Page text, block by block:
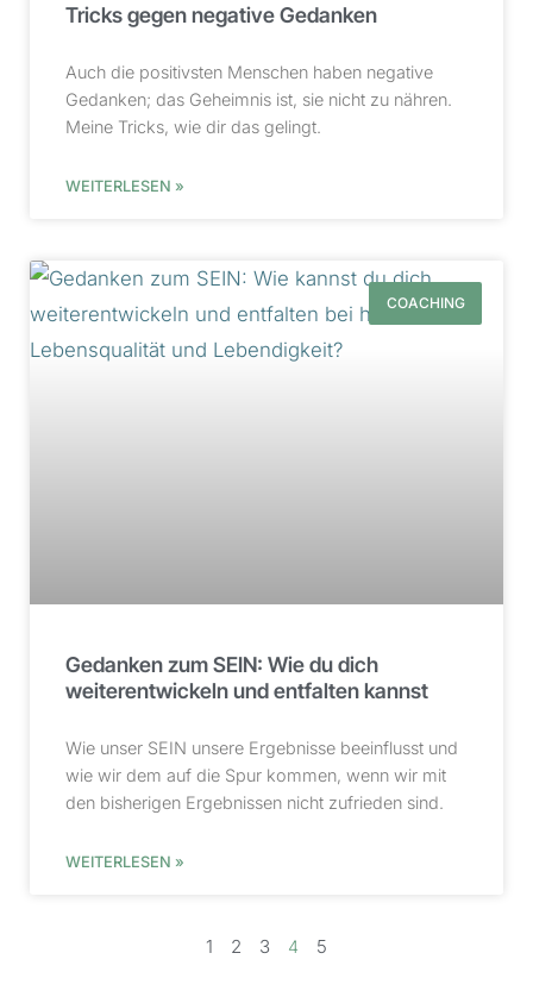
Tricks gegen negative Gedanken
Auch die positivsten Menschen haben negative
Gedanken; das Geheimnis ist, sie nicht zu nähren.
Meine Tricks, wie dir das gelingt.
WEITERLESEN »
COACHING
Gedanken zum SEIN: Wie du dich
weiterentwickeln und entfalten kannst
Wie unser SEIN unsere Ergebnisse beeinflusst und
wie wir dem auf die Spur kommen, wenn wir mit
den bisherigen Ergebnissen nicht zufrieden sind.
WEITERLESEN »
1 2 3 4 5